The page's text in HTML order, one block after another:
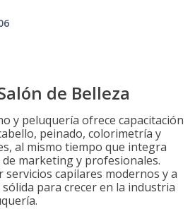
de Belleza
y peluquería ofrece capacitación
peinado, colorimetría y
al mismo tiempo que integra
marketing y profesionales.
capilares modernos y a
para crecer en la industria